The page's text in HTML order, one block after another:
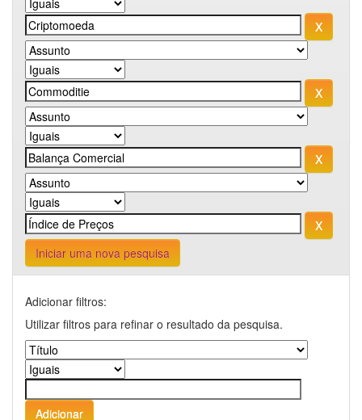
Iniciar uma nova pesquisa
Adicionar filtros:
Utilizar filtros para refinar o resultado da pesquisa.